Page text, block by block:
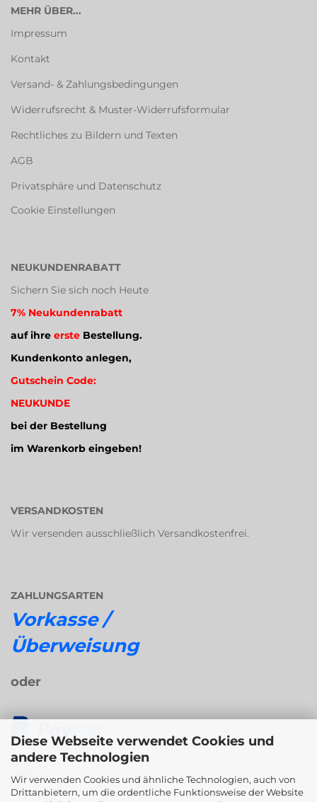
Diese Webseite verwendet Cookies und
andere Technologien
Wir verwenden Cookies und ähnliche Technologien, auch von
Drittanbietern, um die ordentliche Funktionsweise der Website
MEHR ÜBER...
Impressum
Kontakt
Versand- & Zahlungsbedingungen
Widerrufsrecht & Muster-Widerrufsformular
Rechtliches zu Bildern und Texten
AGB
Privatsphäre und Datenschutz
Cookie Einstellungen
NEUKUNDENRABATT
Sichern Sie sich noch Heute
7% Neukundenrabatt
auf ihre erste Bestellung.
Kundenkonto anlegen,
Gutschein Code:
NEUKUNDE
bei der Bestellung
im Warenkorb eingeben!
VERSANDKOSTEN
Wir versenden ausschließlich Versandkostenfrei.
ZAHLUNGSARTEN
Vorkasse /
Überweisung
oder
oder